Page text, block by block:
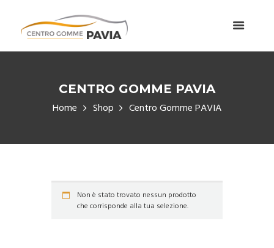
CENTRO GOMME PAVIA
Home Shop Centro Gomme PAVIA
Non è stato trovato nessun prodotto
che corrisponde alla tua selezione.